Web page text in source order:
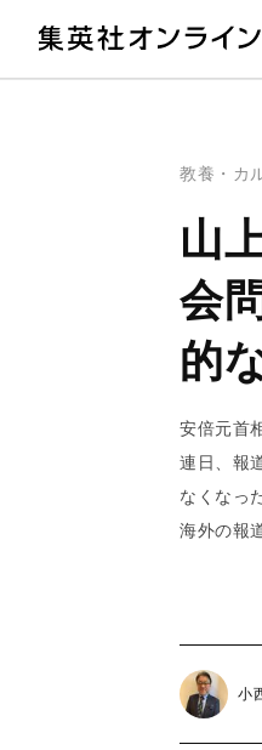
教養・カ
山
会
的
安倍元首
連日、報
なくなっ
海外の報
小